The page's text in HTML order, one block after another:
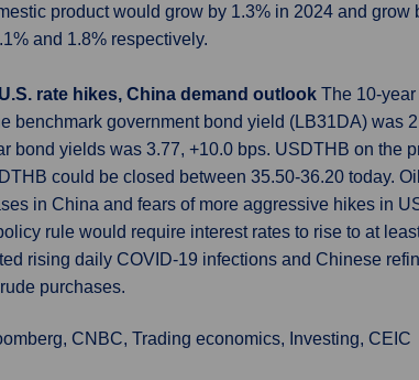
product would grow by 1.3% in 2024 and
and 1.8% respectively.
rate hikes, China demand outlook The 10-
benchmark government bond yield (LB31DA) was
bond yields was 3.77, +10.0 bps. USDTHB on
could be closed between 35.50-36.20 today.
in China and fears of more aggressive hikes in
rule would require interest rates to rise to at
rising daily COVID-19 infections and Chinese
purchases.
CNBC, Trading economics, Investing, CEIC